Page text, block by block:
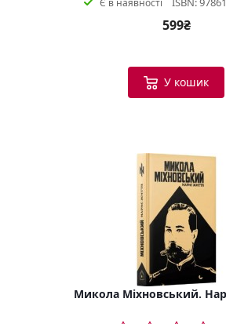
Є в наявності
599₴
У кошик
Микола Міхновський.